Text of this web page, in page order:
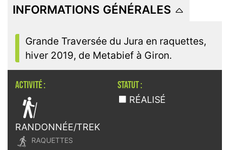
INFORMATIONS GÉNÉRALES
Grande Traversée du Jura en raquettes,
hiver 2019, de Metabief à Giron.
ACTIVITÉ :

RANDONNÉE/TREK
 RAQUETTES
STATUT :
RÉALISÉ